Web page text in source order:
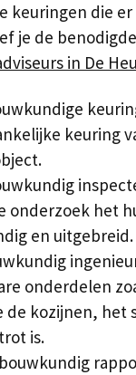
keuringen die er
je de
in De
keuring
onderzoek het
en uitgebreid.
onderdelen
de kozijnen, het
is.